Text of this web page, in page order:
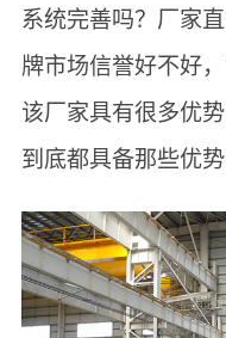
系统完善吗？厂家
牌市场信誉好不好
该厂家具有很多优
到底都具备那些优势